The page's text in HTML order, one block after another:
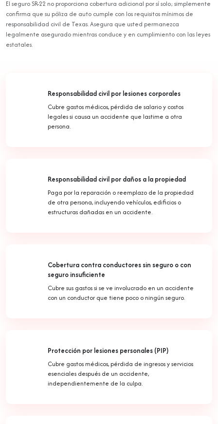
El seguro SR-22 no proporciona cobertura adicional por sí solo; simplemente
confirma que su póliza de auto cumple con los requisitos mínimos de
responsabilidad civil de Texas. Asegura que usted permanezca
legalmente asegurado mientras conduce y en cumplimiento con las leyes
estatales.
Responsabilidad civil por lesiones corporales
Cubre gastos médicos, pérdida de salario y costos
legales si causa un accidente que lastime a otra
persona.
Responsabilidad civil por daños a la propiedad
Paga por la reparación o reemplazo de la propiedad
de otra persona, incluyendo vehículos, edificios o
estructuras dañadas en un accidente.
Cobertura contra conductores sin seguro o con
seguro insuficiente
Cubre sus gastos si se ve involucrado en un accidente
con un conductor que tiene poco o ningún seguro.
Protección por lesiones personales (PIP)
Cubre gastos médicos, pérdida de ingresos y servicios
esenciales después de un accidente,
independientemente de la culpa.